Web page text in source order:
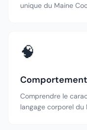
unique du Maine
🧠
Comportement
Comprendre le
langage corporel du